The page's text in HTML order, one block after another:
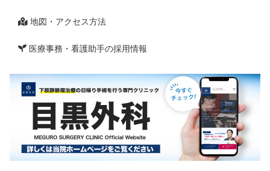
地図・アクセス方法
医療事務・看護助手の採用情報